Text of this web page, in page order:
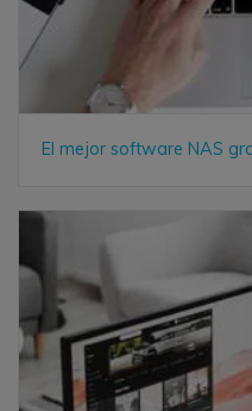
El mejor software NAS